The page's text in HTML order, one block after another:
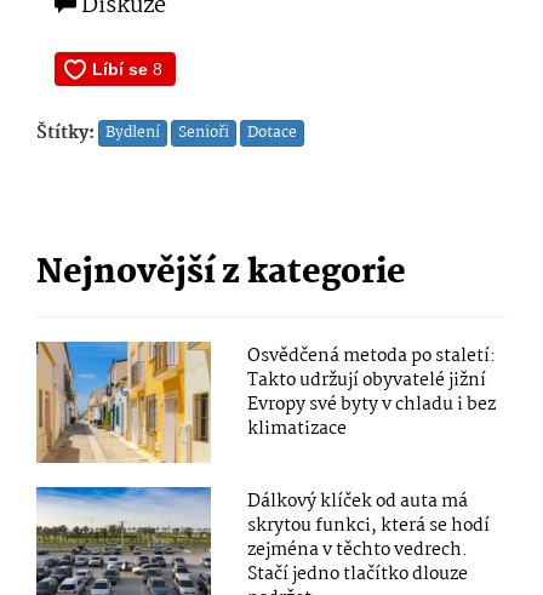
Štítky: Bydlení Senioři Dotace
Nejnovější z kategorie
Osvědčená metoda po staletí:
Takto udržují obyvatelé jižní
Evropy své byty v chladu i bez
klimatizace
Dálkový klíček od auta má
skrytou funkci, která se hodí
zejména v těchto vedrech.
Stačí jedno tlačítko dlouze